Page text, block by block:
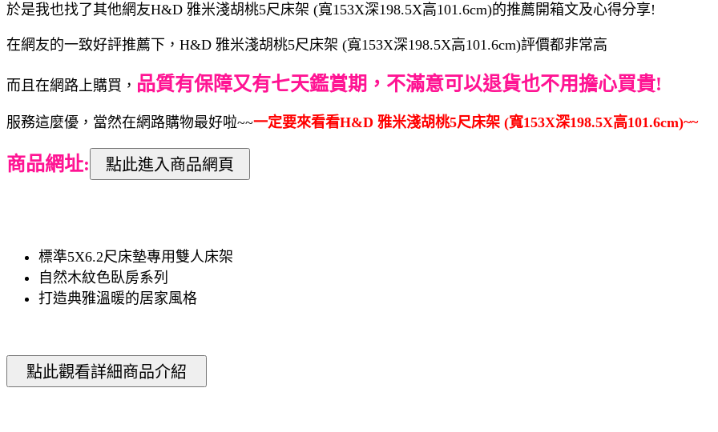
於是我也找了其他網友H&D 雅米淺胡桃5尺床架 (寬153X深198.5X高101.6cm)的推薦開箱文及心得分享!
在網友的一致好評推薦下，H&D 雅米淺胡桃5尺床架 (寬153X深198.5X高101.6cm)評價都非常高
而且在網路上購買， 品質有保障又有七天鑑賞期，不滿意可以退貨也不用擔心買貴!
服務這麼優，當然在網路購物最好啦~~一定要來看看H&D 雅米淺胡桃5尺床架 (寬153X深198.5X高101.6cm)~~
商品網址:
標準5X6.2尺床墊專用雙人床架
自然木紋色臥房系列
打造典雅溫暖的居家風格